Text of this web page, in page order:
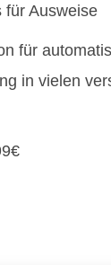
für Ausweise
für
in vielen